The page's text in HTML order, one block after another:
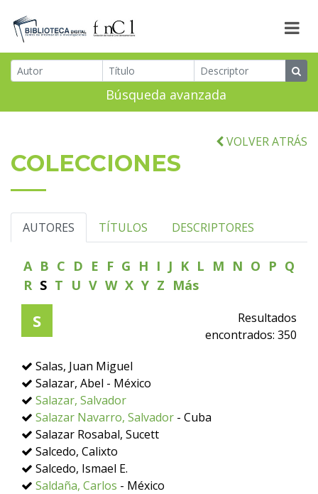
Búsqueda avanzada
VOLVER ATRÁS
COLECCIONES
AUTORES TÍTULOS DESCRIPTORES
A B C D E F G H I J K L M N O P Q
R S T U V W X Y Z Más
S
Resultados
encontrados: 350
Salas, Juan Miguel
Salazar, Abel - México
Salazar, Salvador
Salazar Navarro, Salvador - Cuba
Salazar Rosabal, Sucett
Salcedo, Calixto
Salcedo, Ismael E.
Saldaña, Carlos - México